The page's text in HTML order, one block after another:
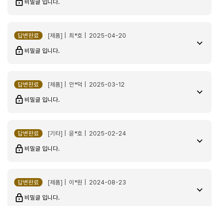
wani******
재구매 햇어요 좋아요
jsma*****
3개 한번에 넣도록 개별패키지 좋아요. 물통에 넣었을때 바로 녹으니
비밀글 입니다.
답변완료 [제품] | 최*호 | 2025-04-20
비밀글 입니다.
답변완료 [제품] | 안*덕 | 2025-03-12
비밀글 입니다.
답변완료 [기타] | 윤*호 | 2025-02-24
비밀글 입니다.
답변완료 [제품] | 이*원 | 2024-08-23
비밀글 입니다.